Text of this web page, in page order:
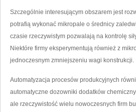
Szczególnie interesującym obszarem jest
potrafią wykonać mikropale o średnicy
czasie rzeczywistym pozwalają na kontrolę
Niektóre firmy eksperymentują również z
jednoczesnym zmniejszeniu wagi konstrukcji.
Automatyzacja procesów produkcyjnych
automatyczne dozowniki dodatków
ale rzeczywistość wielu nowoczesnych firm